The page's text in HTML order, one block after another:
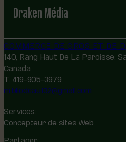
Draken Média
COMMERCE DE GROS ET DE
140, Rang Haut De La Paroisse,
Canada
T. 419-905-3979
m.bilodeau132@gmail.com
Services:
Concepteur de sites Web
Partager: